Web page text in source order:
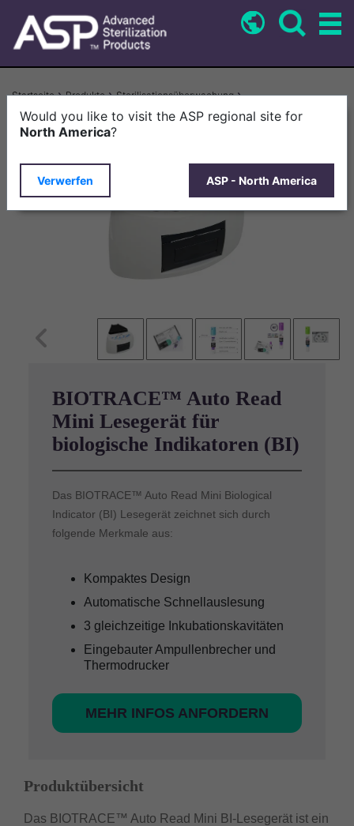
Pfadnavigation
Startseite Produkte
Sterilisationsüberwachung
BIOTRACE™ Auto Read Mini System
BIOTRACE™ Auto Read
Mini Lesegerät für
biologische Indikatoren (BI)
Das BIOTRACE™ Auto Read Mini Biological
Indicator (BI) Lesegerät zeichnet sich durch
folgende Merkmale aus:
Kompaktes Design
Automatische Schnellauslesung
3 gleichzeitige Inkubationskavitäten
Eingebauter Ampullenbrecher und
Thermodrucker
MEHR INFOS ANFORDERN
Produktübersicht
Das BIOTRACE™ Auto Read Mini BI-Lesegerät ist ein
Would you like to visit the ASP regional site for
North America?
Verwerfen ASP - North America